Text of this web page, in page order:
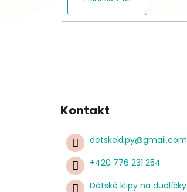
Kontakt
detskeklipy@gmail.com
+420 776 231 254
Dětské klipy na dudlíčky